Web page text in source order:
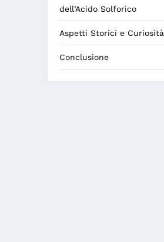
dell’Acido Solforico
Aspetti Storici e Curiosità
Conclusione